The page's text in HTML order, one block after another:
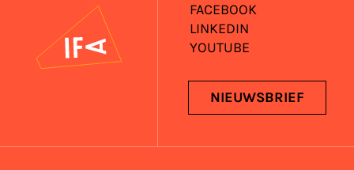
FACEBOOK
LINKEDIN
YOUTUBE
NIEUWSBRIEF